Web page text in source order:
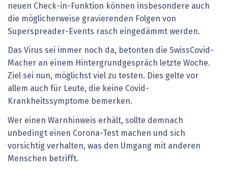
neuen Check-in-Funktion können insbesondere auch
die möglicherweise gravierenden Folgen von
Superspreader-Events rasch eingedämmt werden.
Das Virus sei immer noch da, betonten die SwissCovid-
Macher an einem Hintergrundgespräch letzte Woche.
Ziel sei nun, möglichst viel zu testen. Dies gelte vor
allem auch für Leute, die keine Covid-
Krankheitssymptome bemerken.
Wer einen Warnhinweis erhält, sollte demnach
unbedingt einen Corona-Test machen und sich
vorsichtig verhalten, was den Umgang mit anderen
Menschen betrifft.